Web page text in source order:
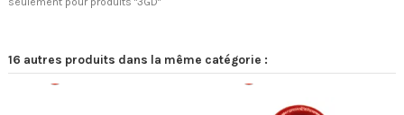
16 autres produits dans la même catégorie :
Rupture Rupture